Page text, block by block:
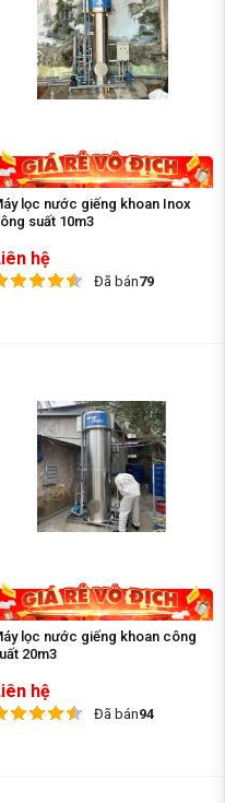
lọc nước giếng khoan Inox
suất 10m3
hệ
Đã bán79
lọc nước giếng khoan công
20m3
hệ
Đã bán94